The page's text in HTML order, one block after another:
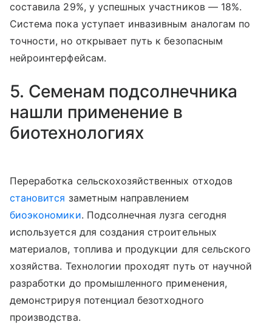
составила 29%, у успешных участников — 18%.
Система пока уступает инвазивным аналогам по
точности, но открывает путь к безопасным
нейроинтерфейсам.
5. Семенам подсолнечника
нашли применение в
биотехнологиях
Переработка сельскохозяйственных отходов
становится заметным направлением
биоэкономики. Подсолнечная лузга сегодня
используется для создания строительных
материалов, топлива и продукции для сельского
хозяйства. Технологии проходят путь от научной
разработки до промышленного применения,
демонстрируя потенциал безотходного
производства.